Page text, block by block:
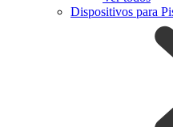
Dispositivos para